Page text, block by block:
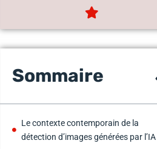
Sommaire
Le contexte contemporain de la
détection d’images générées par l’IA